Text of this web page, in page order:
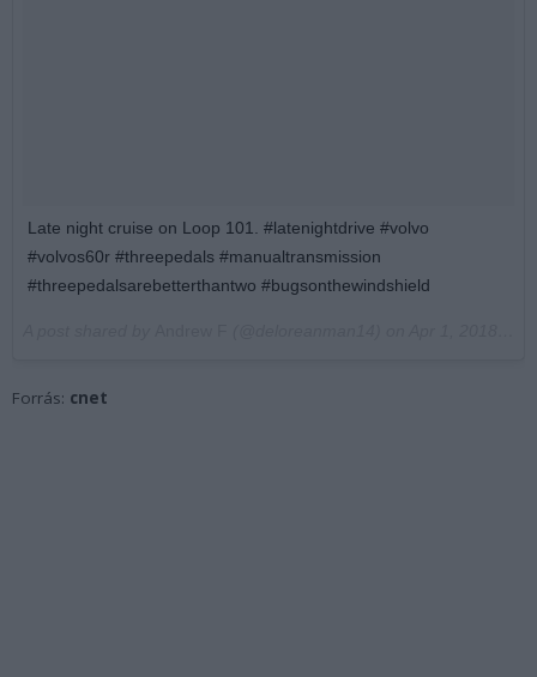
Late night cruise on Loop 101. #latenightdrive #volvo
#volvos60r #threepedals #manualtransmission
#threepedalsarebetterthantwo #bugsonthewindshield
Forrás: cnet